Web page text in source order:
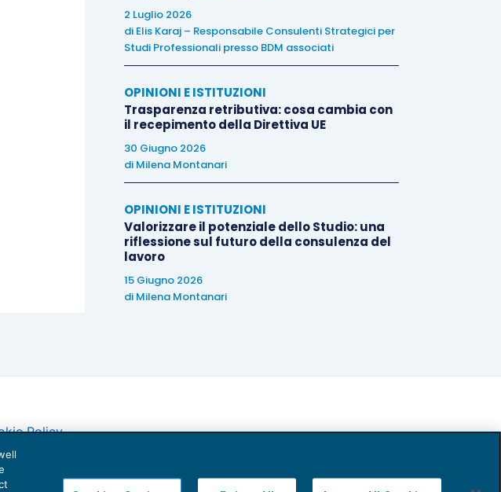
2 Luglio 2026
di Elis Karaj – Responsabile Consulenti Strategici per
Studi Professionali presso BDM associati
OPINIONI E ISTITUZIONI
Trasparenza retributiva: cosa cambia con
il recepimento della Direttiva UE
30 Giugno 2026
di Milena Montanari
OPINIONI E ISTITUZIONI
Valorizzare il potenziale dello Studio: una
riflessione sul futuro della consulenza del
lavoro
15 Giugno 2026
di Milena Montanari
Policy
di Milano Reg. n. 8556/2026
Cerato